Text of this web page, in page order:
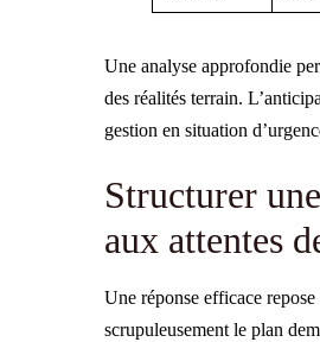
Une analyse approfondie
des réalités terrain.
gestion en situation
Structurer
aux attentes
Une réponse efficace
scrupuleusement le plan